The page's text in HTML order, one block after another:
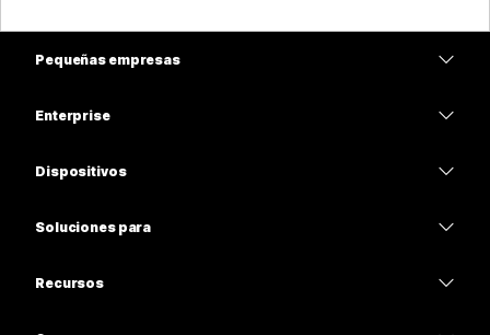
Pequeñas empresas
Enterprise
Dispositivos
Soluciones para
Recursos